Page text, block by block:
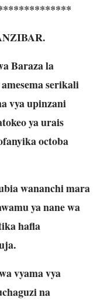
Baraza la
serikali
vya upinzani
ya urais
octoba
wananchi mara
ya nane wa
hafla
vyama vya
na